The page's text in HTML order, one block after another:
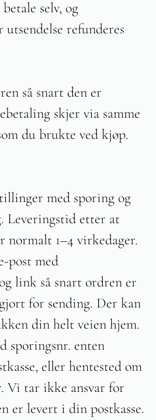
selv, og
refunderes
så snart den er
skjer via samme
du brukte ved kjøp.
med sporing og
Leveringstid etter at
normalt 1–4 virkedager.
post med
link så snart ordren er
for sending. Der kan
din helt veien hjem.
sporingsnr. enten
eller hentested om
Vi tar ikke ansvar for
er levert i din postkasse.